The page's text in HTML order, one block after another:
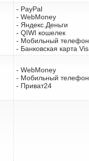
- PayPal
- WebMoney
- Яндекс.Деньги
- QIWI кошелек
- Мобильный телефон
- Банковская карта
- WebMoney
- Мобильный телефон
- Приват24